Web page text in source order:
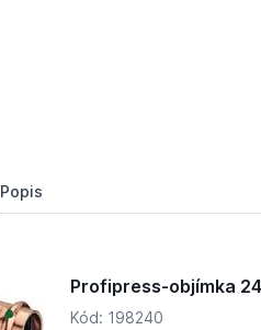
Popis
Profipress-objímka
Kód: 198240